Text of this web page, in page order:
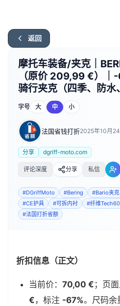
返回
摩托车装备/夹克｜
（原价 209,99 €）｜
骑行夹克（四季、防水
字号 大 中 小
法国省钱打折2025年10月24
分享 dgriff-moto.com
评论深度 分享 私信
#DGriffMoto #Bering #Bario夹克
#CE护具 #可拆内衬 #纤维
#法国打折省额
折扣信息（正文）
当前价： 70,00 € ；页
€ ，标注 -67%。尺码余